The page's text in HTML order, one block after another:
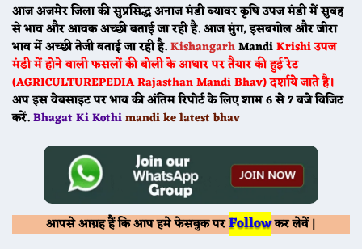
आज अजमेर जिला की सुप्रसिद्ध अनाज मंडीब्यावरकृषि उपज मंडी में सुबह
से भाव और आवक अच्छी बताई जा रही है. आज मुंग, इसबगोल और जीरा
भाव में अच्छी तेजी बताई जा रही है.KishangarhMandiKrishi उपज
मंडी में होने वाली फसलों की बोली के आधार पर तैयार की हुई रेट
(AGRICULTUREPEDIA Rajasthan Mandi Bhav) दर्शाये जाते है।
अप इस वेबसाइट पर भाव की अंतिम रिपोर्ट के लिए शाम 6 से 7 बजे विजिट
करें.Bhagat Ki Kothimandi ke latest bhav
आपसे आग्रह हैं कि आप हमे फेसबुक परFollowकर लेवें |